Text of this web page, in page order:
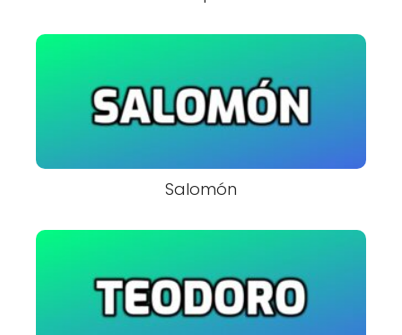
Salomón